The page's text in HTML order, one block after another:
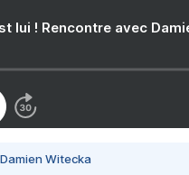
lui ! Rencontre avec
Witecka